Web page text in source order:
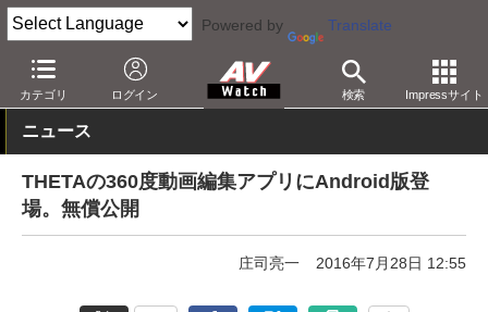
Powered by Translate
カテゴリ ログイン 検索 Impressサイト
AV Watch 製品 アクションカム THETA
ニュース
THETAの360度動画編集アプリにAndroid版登
場。無償公開
庄司亮一 2016年7月28日 12:55